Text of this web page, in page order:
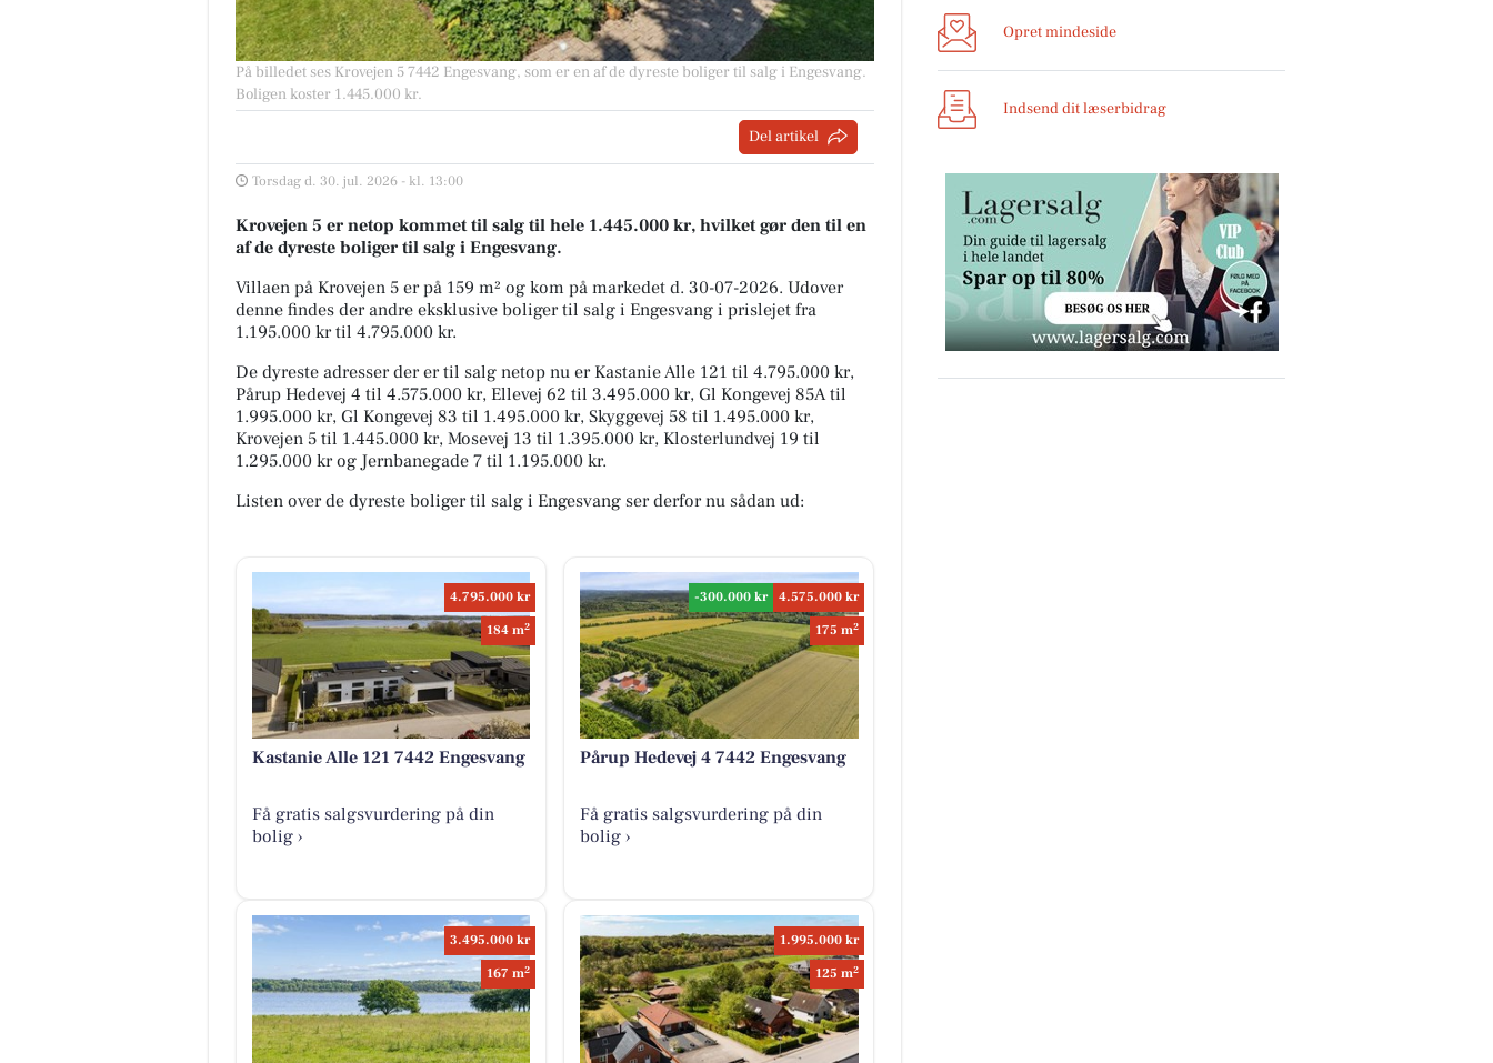
På billedet ses Krovejen 5 7442 Engesvang, som er en af de dyreste boliger til salg i Engesvang.
Boligen koster 1.445.000 kr.
Del artikel
Torsdag d. 30. jul. 2026 - kl. 13:00
Krovejen 5 er netop kommet til salg til hele 1.445.000 kr, hvilket gør den til en
af de dyreste boliger til salg i Engesvang.
Villaen på Krovejen 5 er på 159 m² og kom på markedet d. 30-07-2026. Udover
denne findes der andre eksklusive boliger til salg i Engesvang i prislejet fra
1.195.000 kr til 4.795.000 kr.
De dyreste adresser der er til salg netop nu er Kastanie Alle 121 til 4.795.000 kr,
Pårup Hedevej 4 til 4.575.000 kr, Ellevej 62 til 3.495.000 kr, Gl Kongevej 85A til
1.995.000 kr, Gl Kongevej 83 til 1.495.000 kr, Skyggevej 58 til 1.495.000 kr,
Krovejen 5 til 1.445.000 kr, Mosevej 13 til 1.395.000 kr, Klosterlundvej 19 til
1.295.000 kr og Jernbanegade 7 til 1.195.000 kr.
Listen over de dyreste boliger til salg i Engesvang ser derfor nu sådan ud:
4.795.000 kr
184 m2
Kastanie Alle 121 7442 Engesvang
Få gratis salgsvurdering på din
bolig ›
-300.000 kr
4.575.000 kr
175 m2
Pårup Hedevej 4 7442 Engesvang
Få gratis salgsvurdering på din
bolig ›
3.495.000 kr
167 m2
1.995.000 kr
125 m2
Opret mindeside
Indsend dit læserbidrag